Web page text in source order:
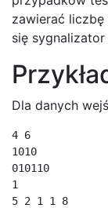
zawierać liczbę
się
Dla danych
4 6
1010
010110
1
5 2 1 1 8